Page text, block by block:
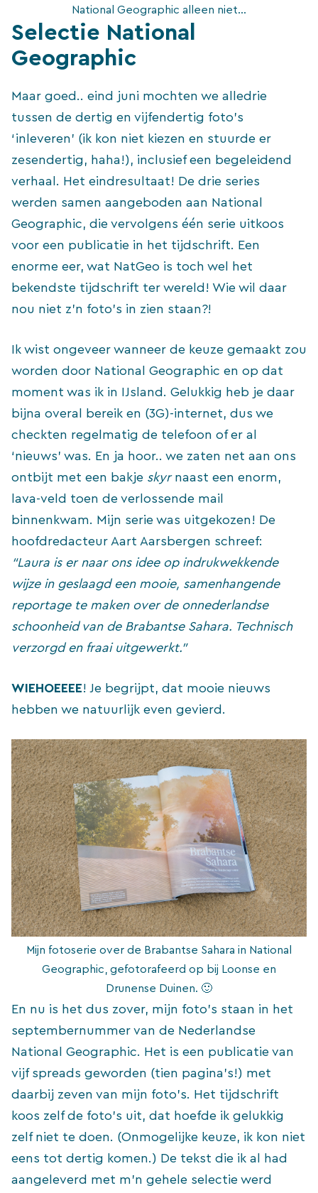
National Geographic alleen niet…
Selectie National
Geographic
Maar goed.. eind juni mochten we alledrie
tussen de dertig en vijfendertig foto’s
‘inleveren’ (ik kon niet kiezen en stuurde er
zesendertig, haha!), inclusief een begeleidend
verhaal. Het eindresultaat! De drie series
werden samen aangeboden aan National
Geographic, die vervolgens één serie uitkoos
voor een publicatie in het tijdschrift. Een
enorme eer, wat NatGeo is toch wel het
bekendste tijdschrift ter wereld! Wie wil daar
nou niet z’n foto’s in zien staan?!
Ik wist ongeveer wanneer de keuze gemaakt zou
worden door National Geographic en op dat
moment was ik in IJsland. Gelukkig heb je daar
bijna overal bereik en (3G)-internet, dus we
checkten regelmatig de telefoon of er al
‘nieuws’ was. En ja hoor.. we zaten net aan ons
ontbijt met een bakje skyrnaast een enorm,
lava-veld toen de verlossende mail
binnenkwam. Mijn serie was uitgekozen! De
hoofdredacteur Aart Aarsbergen schreef:
“Laura is er naar ons idee op indrukwekkende
wijze in geslaagd een mooie, samenhangende
reportage te maken over de onnederlandse
schoonheid van de Brabantse Sahara. Technisch
verzorgd en fraai uitgewerkt.”
WIEHOEEEE! Je begrijpt, dat mooie nieuws
hebben we natuurlijk even gevierd.
Mijn fotoserie over de Brabantse Sahara in National
Geographic, gefotorafeerd op bij Loonse en
Drunense Duinen. 🙂
En nu is het dus zover, mijn foto’s staan in het
septembernummer van de Nederlandse
National Geographic. Het is een publicatie van
vijf spreads geworden (tien pagina’s!) met
daarbij zeven van mijn foto’s. Het tijdschrift
koos zelf de foto’s uit, dat hoefde ik gelukkig
zelf niet te doen. (Onmogelijke keuze, ik kon niet
eens tot dertig komen.) De tekst die ik al had
aangeleverd met m’n gehele selectie werd